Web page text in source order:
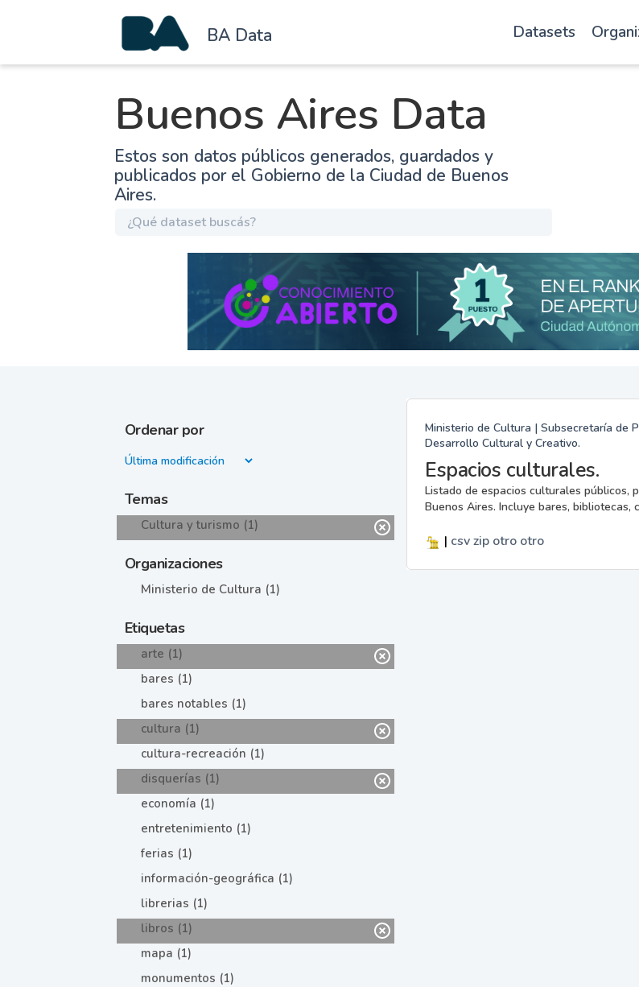
BA Data Datasets
Buenos Aires Data
Estos son datos públicos generados, guardados y
publicados por el Gobierno de la Ciudad de Buenos
Aires.
Ordenar por
Temas
Cultura y turismo (1)
Organizaciones
Ministerio de Cultura (1)
Etiquetas
arte (1)
bares (1)
bares notables (1)
cultura (1)
cultura-recreación (1)
disquerías (1)
economía (1)
entretenimiento (1)
ferias (1)
información-geográfica (1)
librerias (1)
libros (1)
mapa (1)
monumentos (1)
Ministerio de Cultura | Subsecretaría de
Desarrollo Cultural y Creativo.
Espacios culturales.
Listado de espacios culturales públicos,
Buenos Aires. Incluye bares, bibliotecas,
| csvzip otro otro